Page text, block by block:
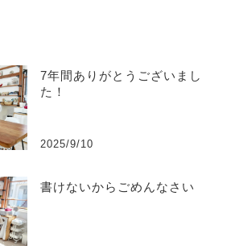
7年間ありがとうございまし
た！
2025/9/10
書けないからごめんなさい